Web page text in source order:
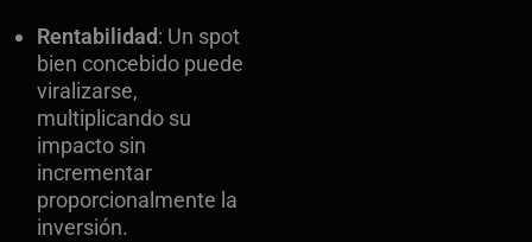
Rentabilidad: Un spot
bien concebido puede
viralizarse,
multiplicando su
impacto sin
incrementar
proporcionalmente la
inversión.